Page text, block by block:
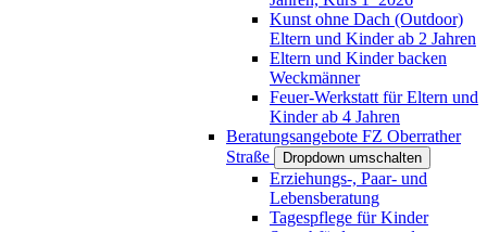
Kunst ohne Dach (Outdoor)
Eltern und Kinder ab 2 Jahren
Eltern und Kinder backen
Weckmänner
Feuer-Werkstatt für Eltern und
Kinder ab 4 Jahren
Beratungsangebote FZ Oberrather
Straße
Dropdown umschalten
Erziehungs-, Paar- und
Lebensberatung
Tagespflege für Kinder